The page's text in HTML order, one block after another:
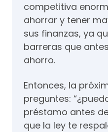
competitiva
ahorrar y tener
sus finanzas, ya
barreras que
ahorro.
Entonces, la
preguntes:
préstamo antes
que la ley te